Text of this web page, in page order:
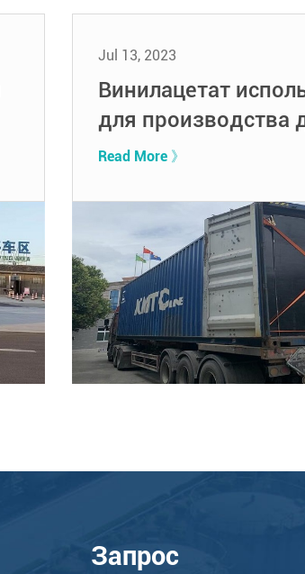
Jul 13, 2023
Винилацетат
для производства
промышленных
Read More 》
Запрос